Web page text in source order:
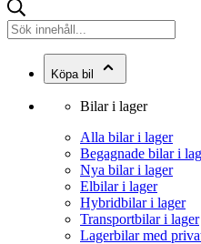
Köpa bil
Bilar i lager
Alla bilar i lager
Begagnade bilar i
Nya bilar i lager
Elbilar i lager
Hybridbilar i lager
Transportbilar i lager
Lagerbilar med